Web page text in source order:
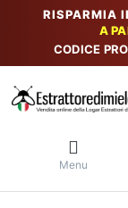
RISPARMIA
A
CODICE
Menu